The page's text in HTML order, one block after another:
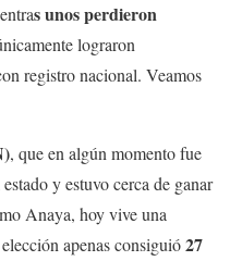
s unos perdieron
lograron
registro nacional. Veamos
, que en algún momento fue
y estuvo cerca de ganar
Anaya, hoy vive una
apenas consiguió27